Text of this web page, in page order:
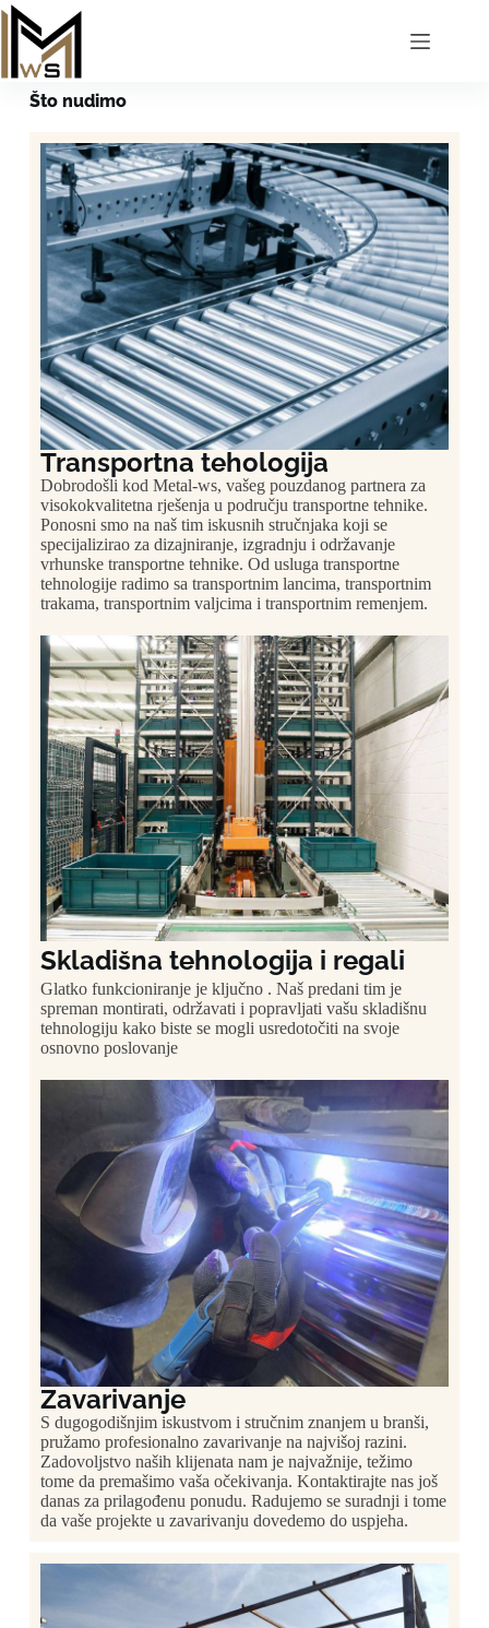
Što nudimo
Transportna tehologija
Dobrodošli kod Metal-ws, vašeg pouzdanog partnera za
visokokvalitetna rješenja u području transportne tehnike.
Ponosni smo na naš tim iskusnih stručnjaka koji se
specijalizirao za dizajniranje, izgradnju i održavanje
vrhunske transportne tehnike. Od usluga transportne
tehnologije radimo sa transportnim lancima, transportnim
trakama, transportnim valjcima i transportnim remenjem.
Skladišna tehnologija i regali
Glatko funkcioniranje je ključno . Naš predani tim je
spreman montirati, održavati i popravljati vašu skladišnu
tehnologiju kako biste se mogli usredotočiti na svoje
osnovno poslovanje
Zavarivanje
S dugogodišnjim iskustvom i stručnim znanjem u branši,
pružamo profesionalno zavarivanje na najvišoj razini.
Zadovoljstvo naših klijenata nam je najvažnije, težimo
tome da premašimo vaša očekivanja. Kontaktirajte nas još
danas za prilagođenu ponudu. Radujemo se suradnji i tome
da vaše projekte u zavarivanju dovedemo do uspjeha.